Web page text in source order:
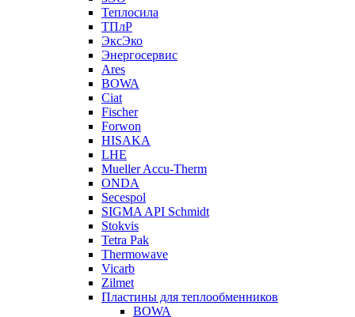
Теплосила
ТПлР
ЭксЭко
Энергосервис
Ares
BOWA
Ciat
Fischer
Forwon
HISAKA
LHE
Mueller Accu-Therm
ONDA
Secespol
SIGMA API Schmidt
Stokvis
Tetra Pak
Thermowave
Vicarb
Zilmet
Пластины для теплообменников
BOWA